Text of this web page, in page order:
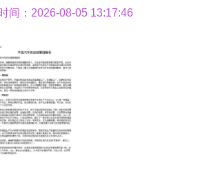
务创造价值
间：2026-08-05 13:17:46